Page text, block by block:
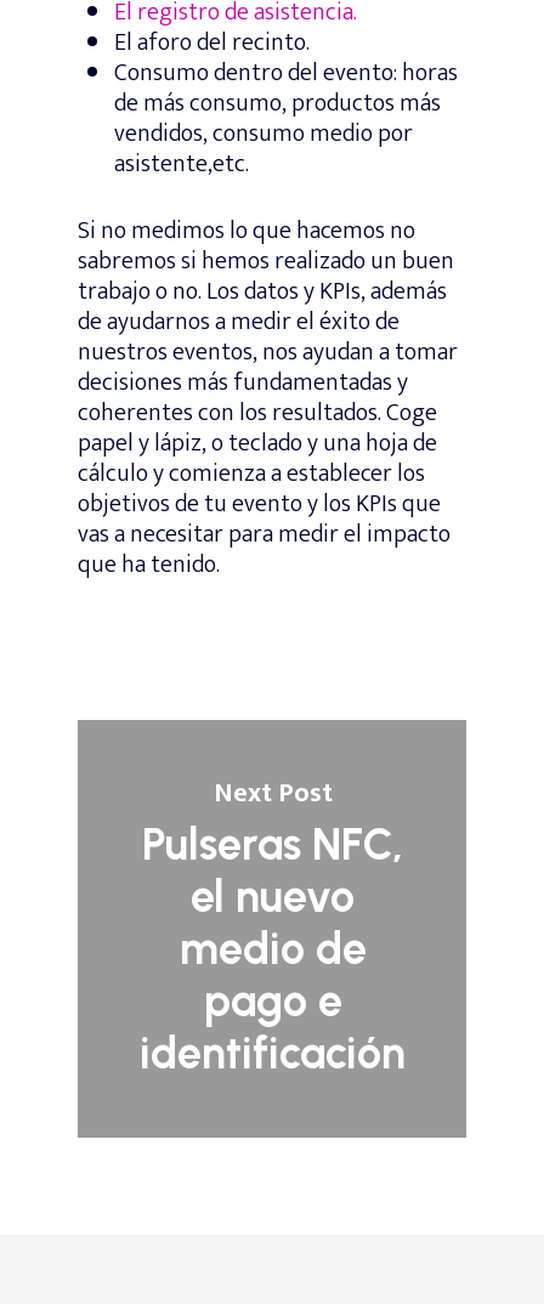
El registro de asistencia.
El aforo del recinto.
Consumo dentro del evento: horas
de más consumo, productos más
vendidos, consumo medio por
asistente,etc.
Si no medimos lo que hacemos no
sabremos si hemos realizado un buen
trabajo o no. Los datos y KPIs, además
de ayudarnos a medir el éxito de
nuestros eventos, nos ayudan a tomar
decisiones más fundamentadas y
coherentes con los resultados. Coge
papel y lápiz, o teclado y una hoja de
cálculo y comienza a establecer los
objetivos de tu evento y los KPIs que
vas a necesitar para medir el impacto
que ha tenido.
Next Post
Pulseras NFC,
el nuevo
medio de
pago e
identificación